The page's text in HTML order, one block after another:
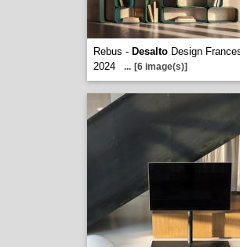
Rebus - DesaltoDesign
2024
... [6 image(s)]